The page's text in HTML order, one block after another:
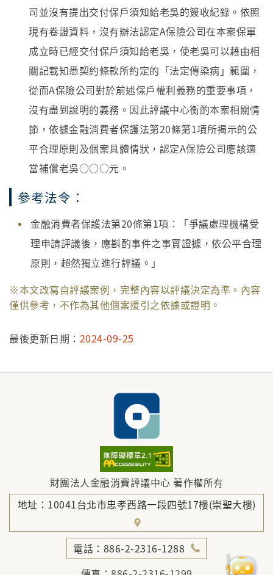
司並沒有提出交付保戶須知給老吳的簽收紀錄。依照
現有卷證資料，沒有辦法認定A保險公司在本案保單
成立時已經交付保戶須知給老吳，使老吳可以藉由相
關記載知悉契約條款所約定的「法定傳染病」範圍，
從而A保險公司對於前述保戶權利義務的重要事項，
沒有盡到說明的義務。因此評議中心衡酌本案相關情
節，依據金融消費者保護法第20條第1項所揭示的公
平合理原則及個案具體情狀，認定A保險公司應該適
當補償老吳○○○元。
參考法令：
金融消費者保護法第20條第1項：「爭議處理機構受
理申請評議後，應斟酌事件之事實證據，依公平合理
原則，超然獨立進行評議。」
※本文改寫自評議案例，完整內容以評議決定為準。內容
僅供參考，不作為其他個案援引之依據或證明。
最後更新日期： 2024-09-25
財團法人金融消費評議中心 著作權所有
地址：10041台北市忠孝西路一段四號17樓(崇聖大樓)
電話：886-2-2316-1288